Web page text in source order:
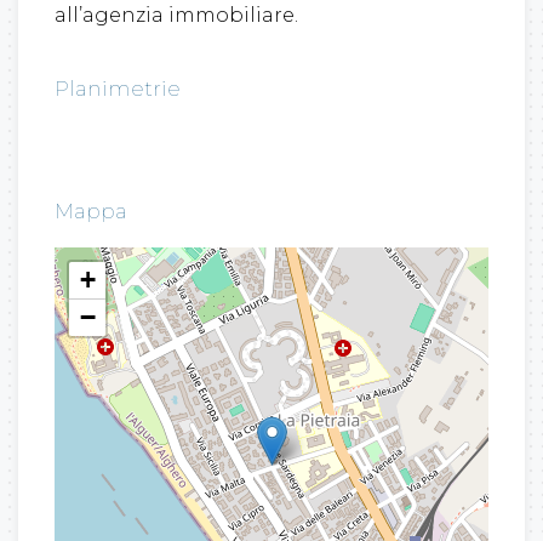
all’agenzia immobiliare.
Planimetrie
Mappa
+
−